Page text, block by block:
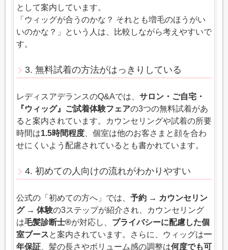
として案内しています。
「ウィッグが合うのかな？ それとも増毛のほうがい
いのかな？」という人は、比較しながら考えやすいで
す。
3. 無料試着の方法がはっきりしている
レディスアデランスのQ&Aでは、 サロン・ご自宅・
『ウィッグ』ご試着体験フェアの3つの無料試着があ
ると案内されています。カウンセリングや試着の所要
時間は1.5時間程度 、個室は他のお客さまと顔を合わ
せにくいよう配慮されているとも書かれています。
4. 初めての人向けの流れがわかりやすい
公式の「初めての方へ」では、 予約 → カウンセリン
グ → 体験の3ステップが紹介され、カウンセリング
は毛髪診断士®が対応し、 プライバシーに配慮した個
室ブースと案内されています。さらに、ウィッグは一
年保証 、髪の長さやボリューム感の調整は何度でも可